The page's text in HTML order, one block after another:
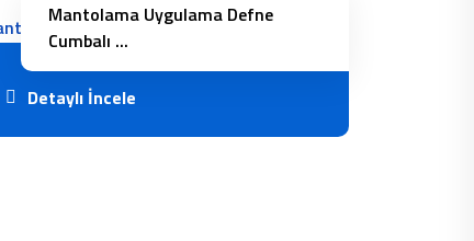
Detaylı İncele
Mantolama Uygulama Defne
Cumbalı ...